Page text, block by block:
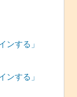
ンする」
ンする」